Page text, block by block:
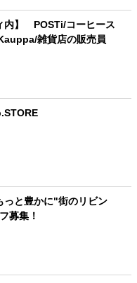
内】 POSTi/コーヒース
雑貨店の販売員
っと豊かに"街のリビン
募集！